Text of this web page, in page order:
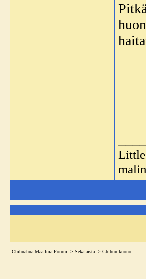
Little
Chihuahua Maailma Forum -> Sekalaista -> Chihun kuono